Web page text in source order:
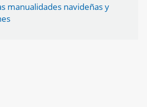
manualidades navideñas y